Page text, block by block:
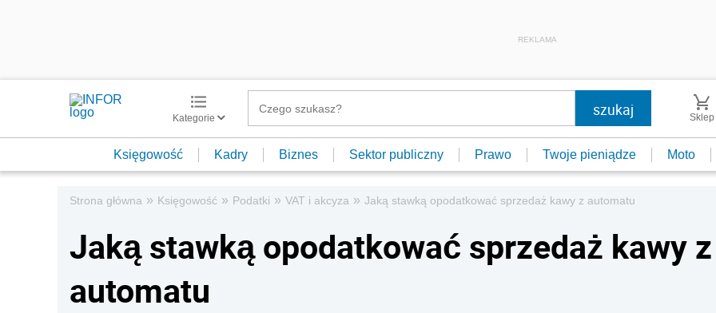
REKLAMA
Kategorie Sklep
Księgowość Kadry Biznes Sektor publiczny Prawo Twoje pieniądze Moto
Strona główna » Księgowość » Podatki » VAT i akcyza » Jaką stawką opodatkować sprzedaż kawy z automatu
Jaką stawką opodatkować sprzedaż kawy z
automatu